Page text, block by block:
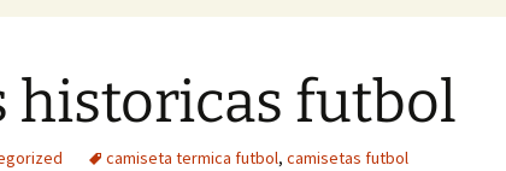
historicas futbol
camiseta termica futbol, camisetas futbol